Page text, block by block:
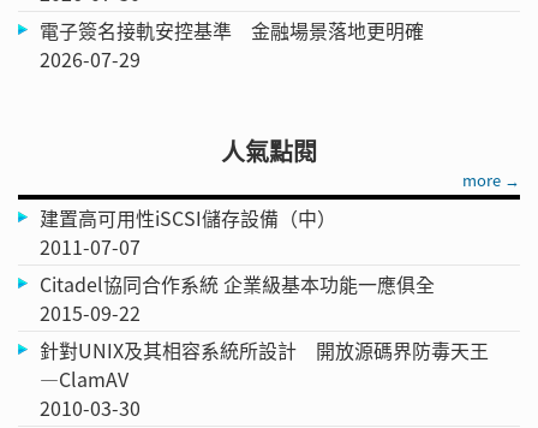
電子簽名接軌安控基準 金融場景落地更明確
2026-07-29
人氣點閱
more →
建置高可用性iSCSI儲存設備（中）
2011-07-07
Citadel協同合作系統 企業級基本功能一應俱全
2015-09-22
針對UNIX及其相容系統所設計 開放源碼界防毒天王
—ClamAV
2010-03-30